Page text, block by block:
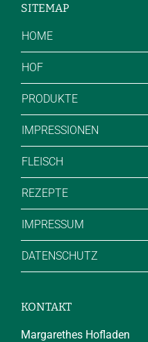
SITEMAP
HOME
HOF
PRODUKTE
IMPRESSIONEN
FLEISCH
REZEPTE
IMPRESSUM
DATENSCHUTZ
KONTAKT
Margarethes Hofladen